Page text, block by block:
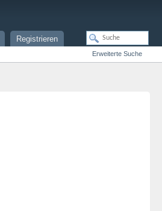
Registrieren
Erweiterte Suche